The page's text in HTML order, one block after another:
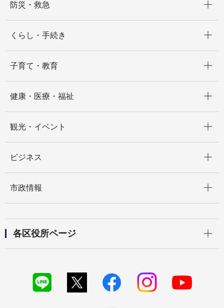
防災・救急
くらし・手続き
子育て・教育
健康・医療・福祉
観光・イベント
ビジネス
市政情報
各区役所ページ